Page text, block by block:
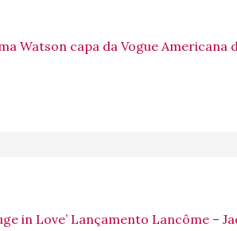
Watson capa da Vogue Americana
in Love’ Lançamento Lancôme –